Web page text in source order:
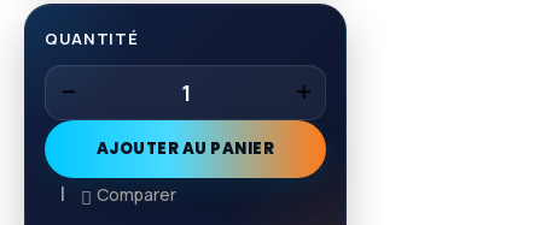
QUANTITÉ
AJOUTER AU PANIER
Comparer